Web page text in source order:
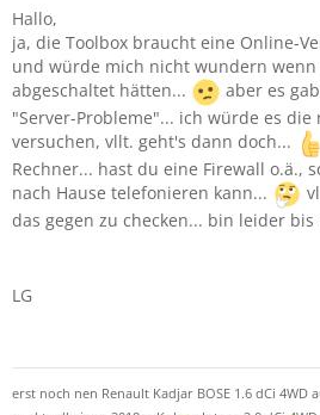
Hallo,
ja, die Toolbox braucht eine Online-
und würde mich nicht wundern
abgeschaltet hätten...
aber es
"Server-Probleme"... ich würde es die
versuchen, vllt. geht's dann doch...
Rechner... hast du eine Firewall o.ä.,
nach Hause telefonieren kann...
das gegen zu checken... bin leider
LG
erst noch nen Renault Kadjar BOSE 1.6 dCi 4WD